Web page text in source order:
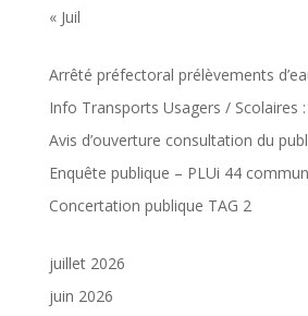
« Juil
Arrêté préfectoral prélèvements
Info Transports Usagers / Scolaires :
Avis d’ouverture consultation du
Enquête publique – PLUi 44
Concertation publique TAG 2
juillet 2026
juin 2026